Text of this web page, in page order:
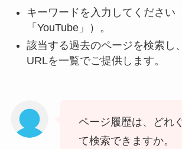
キーワードを入力してください
「YouTube」）。
該当する過去のページを検索し
URLを一覧でご提供します。
ページ履歴は、どれ
て検索できますか。